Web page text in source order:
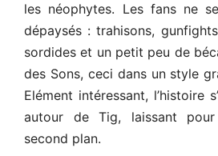
les néophytes. Les fans ne
dépaysés : trahisons,
sordides et un petit peu de
des Sons, ceci dans un style
Elément intéressant, l’histoire
autour de Tig, laissant
second plan.